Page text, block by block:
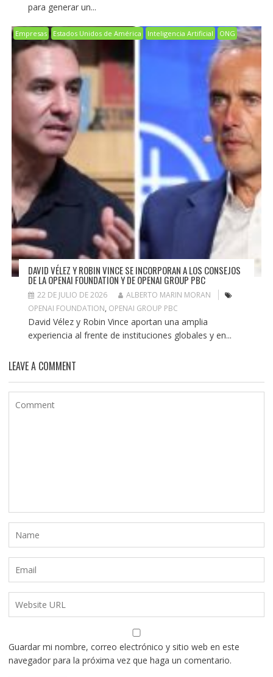
para generar un...
Empresas Estados Unidos de América Inteligencia Artificial ONG
DAVID VÉLEZ Y ROBIN VINCE SE INCORPORAN A LOS CONSEJOS
DE LA OPENAI FOUNDATION Y DE OPENAI GROUP PBC
22 DE JULIO DE 2026
ALBERTO MARIN MORAN
OPENAI FOUNDATION, OPENAI GROUP PBC
David Vélez y Robin Vince aportan una amplia
experiencia al frente de instituciones globales y en...
LEAVE A COMMENT
Guardar mi nombre, correo electrónico y sitio web en este
navegador para la próxima vez que haga un comentario.